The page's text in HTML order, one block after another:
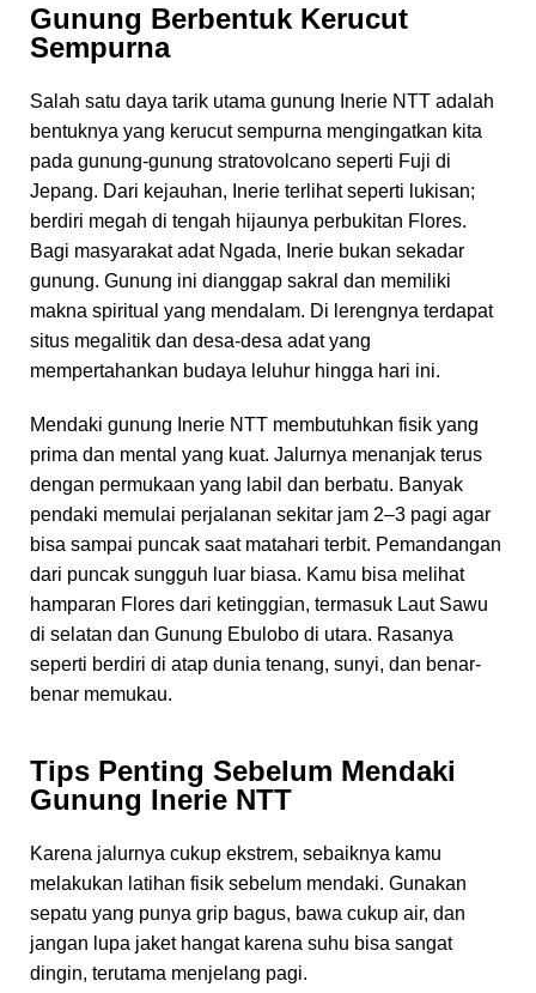
Gunung Berbentuk Kerucut
Sempurna
Salah satu daya tarik utama gunung Inerie NTT adalah
bentuknya yang kerucut sempurna mengingatkan kita
pada gunung-gunung stratovolcano seperti Fuji di
Jepang. Dari kejauhan, Inerie terlihat seperti lukisan;
berdiri megah di tengah hijaunya perbukitan Flores.
Bagi masyarakat adat Ngada, Inerie bukan sekadar
gunung. Gunung ini dianggap sakral dan memiliki
makna spiritual yang mendalam. Di lerengnya terdapat
situs megalitik dan desa-desa adat yang
mempertahankan budaya leluhur hingga hari ini.
Mendaki gunung Inerie NTT membutuhkan fisik yang
prima dan mental yang kuat. Jalurnya menanjak terus
dengan permukaan yang labil dan berbatu. Banyak
pendaki memulai perjalanan sekitar jam 2–3 pagi agar
bisa sampai puncak saat matahari terbit. Pemandangan
dari puncak sungguh luar biasa. Kamu bisa melihat
hamparan Flores dari ketinggian, termasuk Laut Sawu
di selatan dan Gunung Ebulobo di utara. Rasanya
seperti berdiri di atap dunia tenang, sunyi, dan benar-
benar memukau.
Tips Penting Sebelum Mendaki
Gunung Inerie NTT
Karena jalurnya cukup ekstrem, sebaiknya kamu
melakukan latihan fisik sebelum mendaki. Gunakan
sepatu yang punya grip bagus, bawa cukup air, dan
jangan lupa jaket hangat karena suhu bisa sangat
dingin, terutama menjelang pagi.